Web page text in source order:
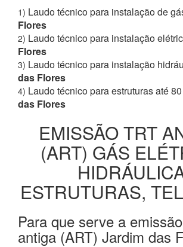
1) Laudo técnico para instalação de
Flores
2) Laudo técnico para instalação
Flores
3) Laudo técnico para instalação
das Flores
4) Laudo técnico para estruturas até
das Flores
EMISSÃO TRT
(ART) GÁS
ESTRUTURAS,
Para que serve a
antiga (ART) Jardim das